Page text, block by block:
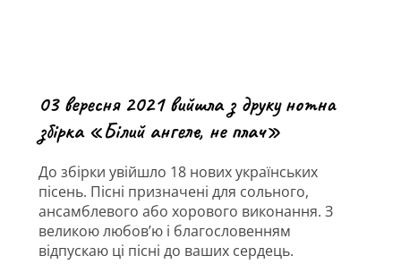
03 вересня 2021 вийшла з друку нотна
збірка «Білий ангеле, не плач»
До збірки увійшло 18 нових українських
пісень. Пісні призначені для сольного,
ансамблевого або хорового виконання. З
великою любов’ю і благословенням
відпускаю ці пісні до ваших сердець.